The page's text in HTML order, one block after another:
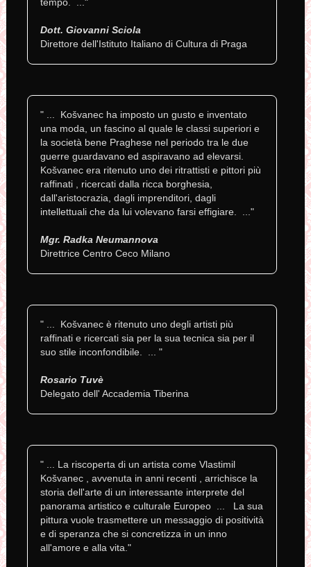
tempo. ..."
Dott. Giovanni Sciola
Direttore dell'Istituto Italiano di Cultura di Praga
" ... Košvanec ha imposto un gusto e inventato
una moda, un fascino al quale le classi superiori e
la società bene Praghese nel periodo tra le due
guerre guardavano ed aspiravano ad elevarsi.
Košvanec era ritenuto uno dei ritrattisti e pittori più
raffinati , ricercati dalla ricca borghesia,
dall'aristocrazia, dagli imprenditori, dagli
intellettuali che da lui volevano farsi effigiare. ..."
Mgr. Radka Neumannova
Direttrice Centro Ceco Milano
" ... Košvanec è ritenuto uno degli artisti più
raffinati e ricercati sia per la sua tecnica sia per il
suo stile inconfondibile. ... "
Rosario Tuvè
Delegato dell' Accademia Tiberina
" ... La riscoperta di un artista come Vlastimil
Košvanec , avvenuta in anni recenti , arrichisce la
storia dell'arte di un interessante interprete del
panorama artistico e culturale Europeo ... La sua
pittura vuole trasmettere un messaggio di positività
e di speranza che si concretizza in un inno
all'amore e alla vita."